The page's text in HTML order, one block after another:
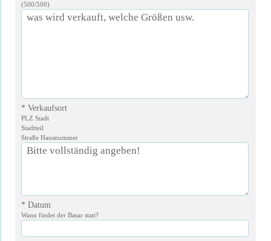
(500/500)
* Verkaufsort
PLZ Stadt
Stadtteil
Straße Hausnummer
* Datum
Wann findet der Basar statt?